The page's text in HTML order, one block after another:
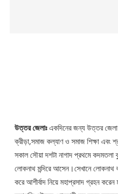
উত্তর জেলাঃএকদিনের জন্য উত্তর
ক্রীড়া,সমাজ কল্যাণ ও সমাজ শিক্ষা এবং
সকাল সৌয়া দশটা নাগাদ প্রথমে কদমতলা
লোকনাথ মন্দিরে আসেন।সেখানে লোকনাথ
করে আশীর্বাদ নিয়ে মহাপ্রসাদ গ্রহন করেন